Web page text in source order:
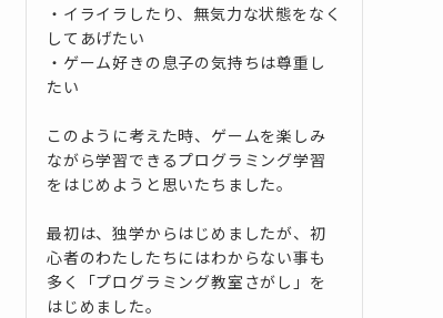
・イライラしたり、無気力な状態をなく
してあげたい
・ゲーム好きの息子の気持ちは尊重し
たい
このように考えた時、ゲームを楽しみ
ながら学習できるプログラミング学習
をはじめようと思いたちました。
最初は、独学からはじめましたが、初
心者のわたしたちにはわからない事も
多く「プログラミング教室さがし」を
はじめました。